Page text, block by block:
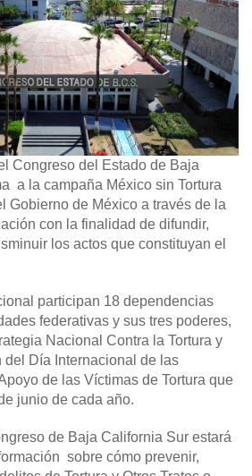
Congreso del Estado de Baja
a la campaña México sin Tortura
Gobierno de México a través de la
con la finalidad de difundir,
los actos que constituyan el
participan 18 dependencias
federativas y sus tres poderes,
Nacional Contra la Tortura y
del Día Internacional de las
de las Víctimas de Tortura que
junio de cada año.
de Baja California Sur estará
sobre cómo prevenir,